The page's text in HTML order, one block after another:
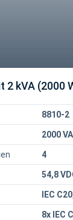
2 kVA (2000
8810-2
2000
4
54,8
IEC
8x IEC